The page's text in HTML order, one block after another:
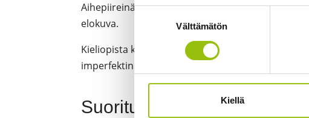
Suostumuksen
Välttämätön
Kiellä
Aihepiireinä on mm. taide, Italian historia,
elokuva.
Kieliopista käsitellään mm. relatiivipronomineja,
imperfektin käyttö, konjunktiivin preesens ja
Suoritustapa